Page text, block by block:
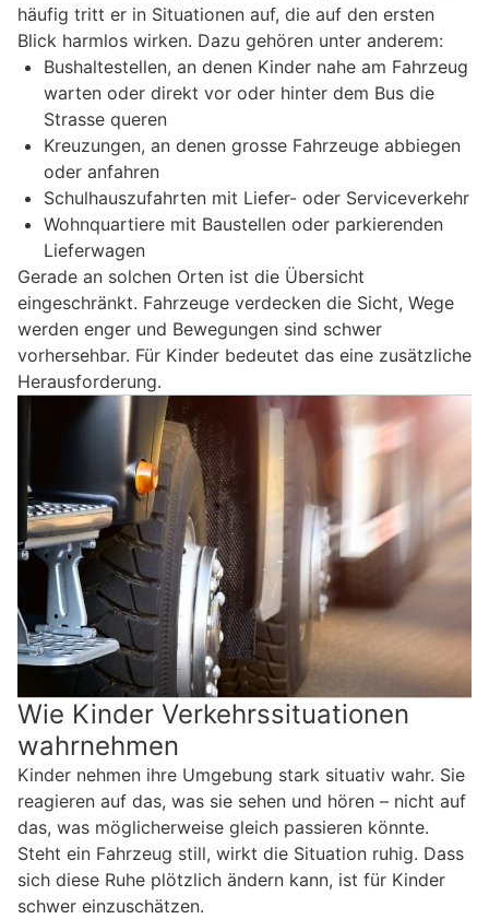
häufig tritt er in Situationen auf, die auf den ersten
Blick harmlos wirken. Dazu gehören unter anderem:
Bushaltestellen, an denen Kinder nahe am Fahrzeug
warten oder direkt vor oder hinter dem Bus die
Strasse queren
Kreuzungen, an denen grosse Fahrzeuge abbiegen
oder anfahren
Schulhauszufahrten mit Liefer- oder Serviceverkehr
Wohnquartiere mit Baustellen oder parkierenden
Lieferwagen
Gerade an solchen Orten ist die Übersicht
eingeschränkt. Fahrzeuge verdecken die Sicht, Wege
werden enger und Bewegungen sind schwer
vorhersehbar. Für Kinder bedeutet das eine zusätzliche
Herausforderung.
Wie Kinder Verkehrssituationen
wahrnehmen
Kinder nehmen ihre Umgebung stark situativ wahr. Sie
reagieren auf das, was sie sehen und hören – nicht auf
das, was möglicherweise gleich passieren könnte.
Steht ein Fahrzeug still, wirkt die Situation ruhig. Dass
sich diese Ruhe plötzlich ändern kann, ist für Kinder
schwer einzuschätzen.